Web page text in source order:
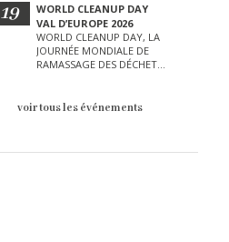
D’AUTRES LORS DE CETTE
JOURNÉE EXCEPTIONNELLE.
19
WORLD CLEANUP DAY
VAL D’EUROPE 2026
WORLD CLEANUP DAY, LA
JOURNÉE MONDIALE DE
RAMASSAGE DES DÉCHETS
D’EUROPE !
voir tous les événements